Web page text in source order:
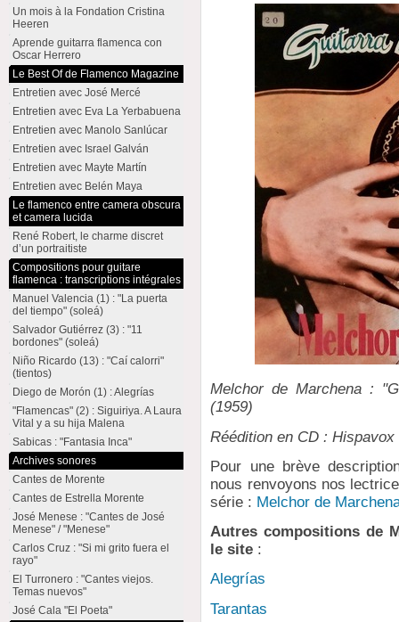
Melchor de Marchena :
(1959)
Réédition en CD : Hispavox
Pour une brève
nous renvoyons nos
série : Melchor de
Autres compositions de
le site :
Alegrías
Tarantas
Un mois à la Fondation Cristina
Heeren
Aprende guitarra flamenca con
Oscar Herrero
Le Best Of de Flamenco Magazine
Entretien avec José Mercé
Entretien avec Eva La Yerbabuena
Entretien avec Manolo Sanlúcar
Entretien avec Israel Galván
Entretien avec Mayte Martín
Entretien avec Belén Maya
Le flamenco entre camera obscura
et camera lucida
René Robert, le charme discret
d’un portraitiste
Compositions pour guitare
flamenca : transcriptions intégrales
Manuel Valencia (1) : "La puerta
del tiempo" (soleá)
Salvador Gutiérrez (3) : "11
bordones" (soleá)
Niño Ricardo (13) : "Caí calorri"
(tientos)
Diego de Morón (1) : Alegrías
"Flamencas" (2) : Siguiriya. A Laura
Vital y a su hija Malena
Sabicas : "Fantasia Inca"
Archives sonores
Cantes de Morente
Cantes de Estrella Morente
José Menese : "Cantes de José
Menese" / "Menese"
Carlos Cruz : "Si mi grito fuera el
rayo"
El Turronero : "Cantes viejos.
Temas nuevos"
José Cala "El Poeta"